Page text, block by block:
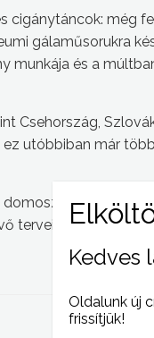
cigánytáncok: még
gálaműsorukra
munkája és a
Csehország,
utóbbiban már
csárdás
tervei közül,
Kedves
Oldalunk új
frissítjük!